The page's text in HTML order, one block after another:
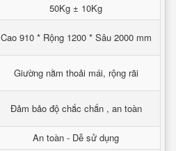
50Kg ± 10Kg
Cao 910 * Rộng 1200 * Sâu 2000 mm
Giường nằm thoải mái, rộng rãi
Đảm bảo độ chắc chắn , an toàn
An toàn - Dễ sử dụng